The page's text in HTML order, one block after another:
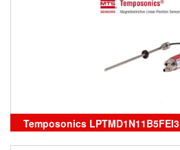
Temposonics
mức Temposonics,